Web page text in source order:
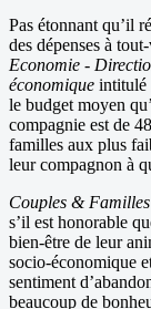
Pas étonnant qu’il
des dépenses à
Economie -
économique intitulé
le budget moyen
compagnie est de
familles aux plus
leur compagnon à
Couples & Familles
s’il est honorable
bien-être de leur
socio-économique
sentiment
beaucoup de